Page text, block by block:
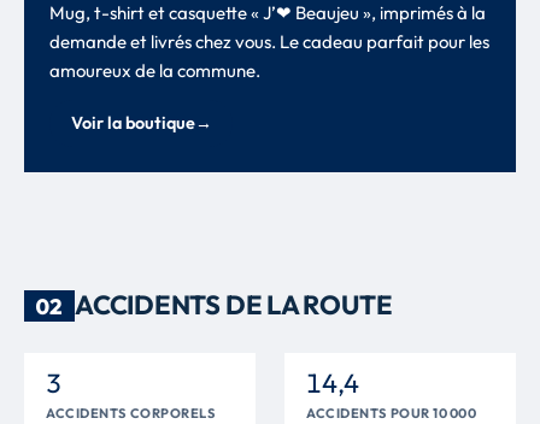
Mug, t-shirt et casquette « J’❤ Beaujeu », imprimés à la
demande et livrés chez vous. Le cadeau parfait pour les
amoureux de la commune.
Voir la boutique→
02 ACCIDENTS DE LA ROUTE
3
ACCIDENTS CORPORELS
14,4
ACCIDENTS POUR 10 000